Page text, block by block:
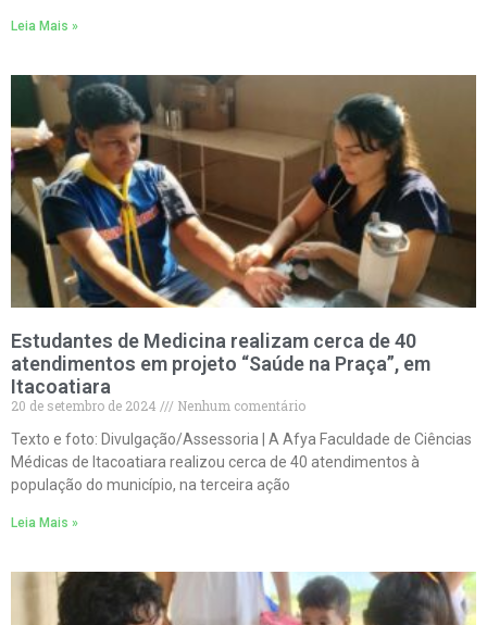
Leia Mais »
Estudantes de Medicina realizam cerca de 40
atendimentos em projeto “Saúde na Praça”, em
Itacoatiara
20 de setembro de 2024
Nenhum comentário
Texto e foto: Divulgação/Assessoria | A Afya Faculdade de Ciências
Médicas de Itacoatiara realizou cerca de 40 atendimentos à
população do município, na terceira ação
Leia Mais »